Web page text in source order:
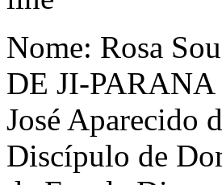
Nome: Rosa
DE JI-PARANA
José Aparecido
Discípulo de